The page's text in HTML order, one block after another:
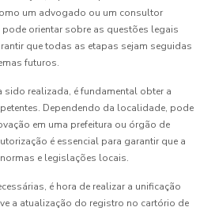
um advogado ou um consultor
orientar sobre as questões legais
que todas as etapas sejam seguidas
futuros.
sido realizada, é fundamental obter a
Dependendo da localidade, pode
em uma prefeitura ou órgão de
é essencial para garantir que a
e legislações locais.
é hora de realizar a unificação
a atualização do registro no cartório de